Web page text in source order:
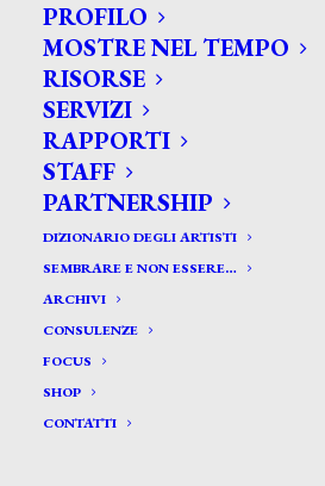
PROFILO
MOSTRE NEL TEMPO
RISORSE
SERVIZI
RAPPORTI
STAFF
PARTNERSHIP
DIZIONARIO DEGLI ARTISTI
SEMBRARE E NON ESSERE…
ARCHIVI
CONSULENZE
FOCUS
SHOP
CONTATTI
CERCA TRA GLI ARTISTI:
Search
for:
Rocchietti G.